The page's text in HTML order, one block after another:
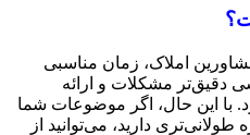
مشاورین املاک، زمان مناسبی
دقیق‌تر مشکلات و ارائه
با این حال، اگر موضوعات شما
دارید، می‌توانید از